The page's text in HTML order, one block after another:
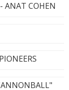
ANAT COHEN